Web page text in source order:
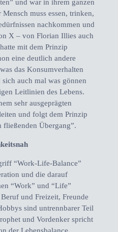
und war in ihrem ganzen
muss essen, trinken,
nachkommen und
X – von Florian Illies auch
mit dem Prinzip
eine deutlich andere
das Konsumverhalten
auch mal was gönnen
Leitlinien des Lebens.
sehr ausgeprägten
und folgt dem Prinzip
fließenden Übergang”.
“Work-Life-Balance”
und die darauf
“Work” und “Life”
und Freizeit, Freunde
sind untrennbarer Teil
und Vordenker spricht